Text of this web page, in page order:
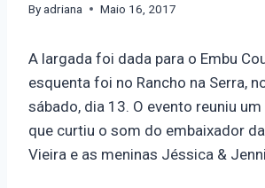
Byadriana Maio 16, 2017
A largada foi dada para o Embu
esquenta foi no Rancho na Serra,
sábado, dia 13. O evento reuniu
que curtiu o som do embaixador
Vieira e as meninas Jéssica &